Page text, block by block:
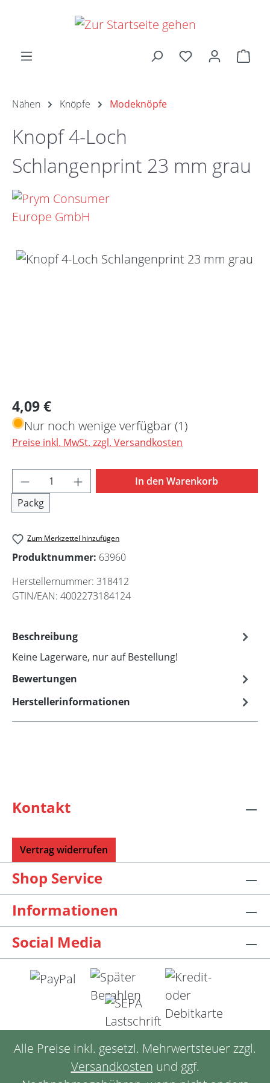
Zum Hauptinhalt springen
Nähen Knöpfe Modeknöpfe
Knopf 4-Loch
Schlangenprint 23 mm grau
Bildergalerie überspringen
Regulärer Preis:
4,09 €
Nur noch wenige verfügbar (1)
Preise inkl. MwSt. zzgl. Versandkosten
Produkt Anzahl: Gib den gewünschten
Packg
In den Warenkorb
Zum Merkzettel hinzufügen
Produktnummer: 63960
Herstellernummer: 318412
GTIN/EAN: 4002273184124
Beschreibung
Keine Lagerware, nur auf Bestellung!
Bewertungen
Herstellerinformationen
Kontakt
Vertrag widerrufen
Shop Service
Informationen
Social Media
Alle Preise inkl. gesetzl. Mehrwertsteuer zzgl.
Versandkosten und ggf.